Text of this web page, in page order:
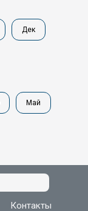
Дек
Май
Контакты